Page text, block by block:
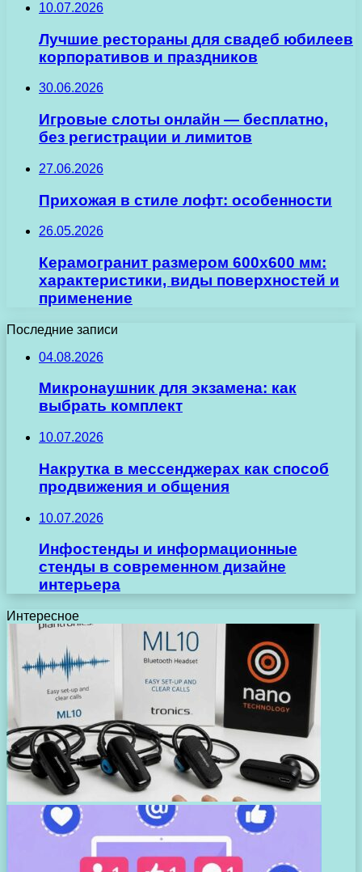
10.07.2026
Лучшие рестораны для свадеб юбилеев
корпоративов и праздников
30.06.2026
Игровые слоты онлайн — бесплатно,
без регистрации и лимитов
27.06.2026
Прихожая в стиле лофт: особенности
26.05.2026
Керамогранит размером 600х600 мм:
характеристики, виды поверхностей и
применение
Последние записи
04.08.2026
Микронаушник для экзамена: как
выбрать комплект
10.07.2026
Накрутка в мессенджерах как способ
продвижения и общения
10.07.2026
Инфостенды и информационные
стенды в современном дизайне
интерьера
Интересное